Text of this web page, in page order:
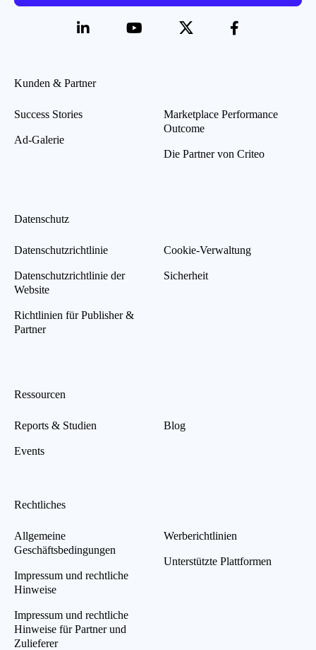
Kunden & Partner
Success Stories
Ad-Galerie
Marketplace Performance
Outcome
Die Partner von Criteo
Datenschutz
Datenschutzrichtlinie
Datenschutzrichtlinie der
Website
Richtlinien für Publisher &
Partner
Cookie-Verwaltung
Sicherheit
Ressourcen
Reports & Studien
Events
Blog
Rechtliches
Allgemeine
Geschäftsbedingungen
Impressum und rechtliche
Hinweise
Impressum und rechtliche
Hinweise für Partner und
Zulieferer
Werberichtlinien
Unterstützte Plattformen